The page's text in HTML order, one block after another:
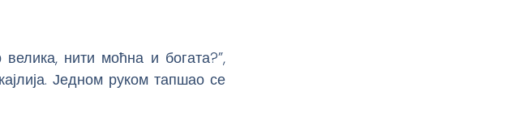
нити моћна и богата?”,
Једном руком тапшао се